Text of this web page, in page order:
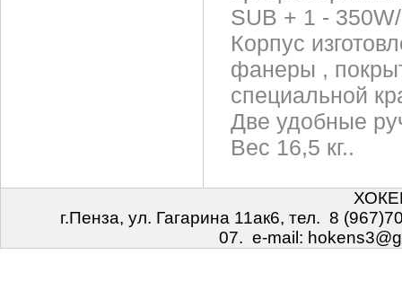
SUB + 1 -
Корпус
фанеры ,
специальной
Две удобные
Вес 16,5 кг..
г.Пенза, ул. Гагарина 11ак6, тел. 8
07. e-mail: